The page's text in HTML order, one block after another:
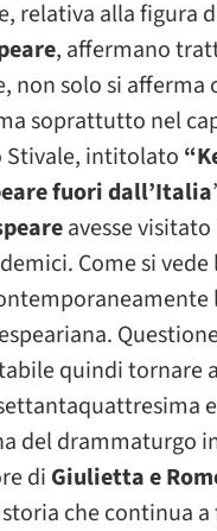
relativa alla figura
, affermano
non solo si afferma
soprattutto nel
Stivale, intitolato
fuori dall’Italia
avesse visitato
Come si vede
quindi tornare
del drammaturgo
di Giulietta e
che continua